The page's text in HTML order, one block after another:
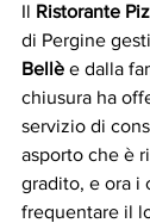
Il Ristorante
di Pergine
Bellè e dalla
chiusura ha
servizio di
asporto che è
gradito, e ora i
frequentare il